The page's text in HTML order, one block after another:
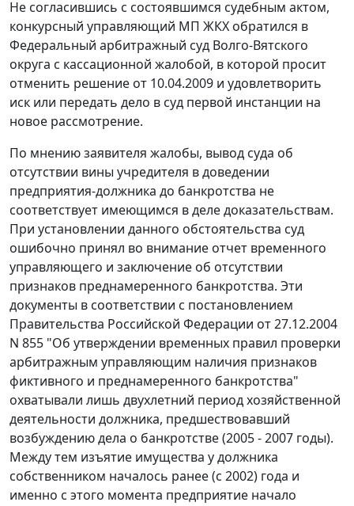
Не согласившись с состоявшимся судебным актом,
конкурсный управляющий МП ЖКХ обратился в
Федеральный арбитражный суд Волго-Вятского
округа с кассационной жалобой, в которой просит
отменить решение от 10.04.2009 и удовлетворить
иск или передать дело в суд первой инстанции на
новое рассмотрение.
По мнению заявителя жалобы, вывод суда об
отсутствии вины учредителя в доведении
предприятия-должника до банкротства не
соответствует имеющимся в деле доказательствам.
При установлении данного обстоятельства суд
ошибочно принял во внимание отчет временного
управляющего и заключение об отсутствии
признаков преднамеренного банкротства. Эти
документы в соответствии с постановлением
Правительства Российской Федерации от 27.12.2004
N 855 "Об утверждении временных правил проверки
арбитражным управляющим наличия признаков
фиктивного и преднамеренного банкротства"
охватывали лишь двухлетний период хозяйственной
деятельности должника, предшествовавший
возбуждению дела о банкротстве (2005 - 2007 годы).
Между тем изъятие имущества у должника
собственником началось ранее (с 2002) года и
именно с этого момента предприятие начало